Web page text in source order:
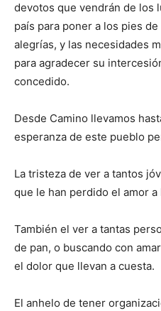
devotos que vendrán de los
país para poner a los pies
alegrías, y las necesidades
para agradecer su
concedido.
Desde Camino llevamos
esperanza de este pueblo
La tristeza de ver a tantos
que le han perdido el amor a
También el ver a tantas
de pan, o buscando con
el dolor que llevan a cuesta.
El anhelo de tener